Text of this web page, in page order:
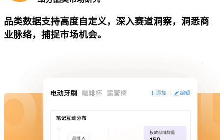
品类数据支持高度自定义，深入赛道洞察，洞悉商
业脉络，捕捉市场机会。